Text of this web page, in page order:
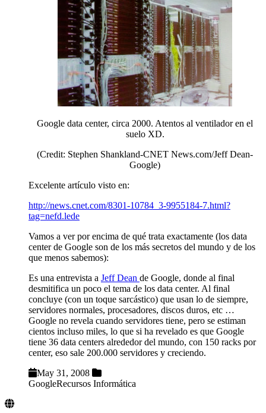
Google data center, circa 2000. Atentos al ventilador en el
suelo XD.
(Credit: Stephen Shankland-CNET News.com/Jeff Dean-
Google)
Excelente artículo visto en:
http://news.cnet.com/8301-10784_3-9955184-7.html?
tag=nefd.lede
Vamos a ver por encima de qué trata exactamente (los data
center de Google son de los más secretos del mundo y de los
que menos sabemos):
Es una entrevista a Jeff Dean de Google, donde al final
desmitifica un poco el tema de los data center. Al final
concluye (con un toque sarcástico) que usan lo de siempre,
servidores normales, procesadores, discos duros, etc …
Google no revela cuando servidores tiene, pero se estiman
cientos incluso miles, lo que si ha revelado es que Google
tiene 36 data centers alrededor del mundo, con 150 racks por
center, eso sale 200.000 servidores y creciendo.
May 31, 2008
GoogleRecursos Informática